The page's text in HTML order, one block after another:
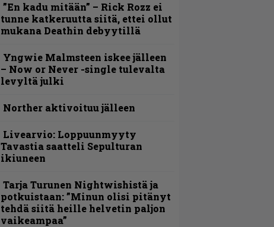
”En kadu mitään” – Rick Rozz ei
tunne katkeruutta siitä, ettei ollut
mukana Deathin debyytillä
Yngwie Malmsteen iskee jälleen
– Now or Never -single tulevalta
levyltä julki
Norther aktivoituu jälleen
Livearvio: Loppuunmyyty
Tavastia saatteli Sepulturan
ikiuneen
Tarja Turunen Nightwishistä ja
potkuistaan: ”Minun olisi pitänyt
tehdä siitä heille helvetin paljon
vaikeampaa”